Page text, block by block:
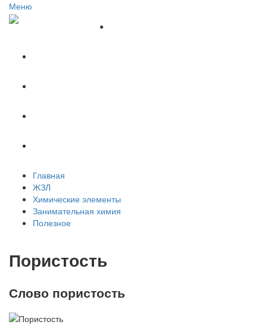
Меню
Главная
ЖЗЛ
Химические элементы
Занимательная химия
Полезное
Пористость
Слово пористость